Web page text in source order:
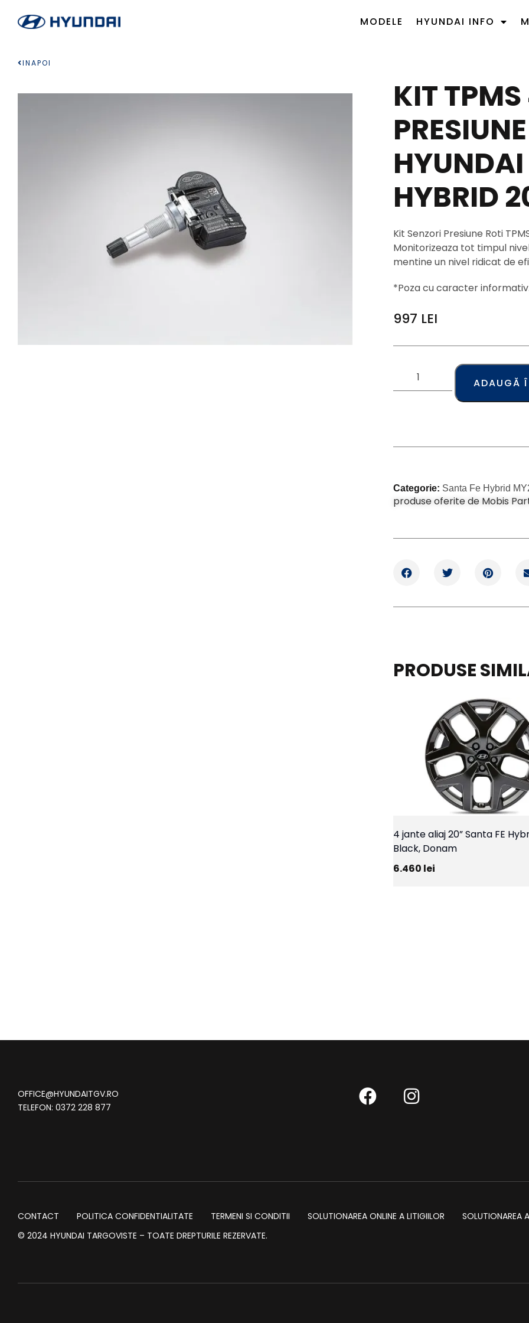
MODELE HYUNDAI INFO
INAPOI
KIT
HYBRID
Kit Senzori Presiune Roti
Monitorizeaza tot timpul
mentine un nivel ridicat de
*Poza cu caracter
997 LEI
ADAUGĂ
Categorie: Santa Fe Hybrid
produse oferite de Mobis
PRODUSE
4 jante aliaj 20” Santa FE
Black, Donam
6.460 lei
OFFICE@HYUNDAITGV.RO
TELEFON: 0372 228 877
CONTACT POLITICA CONFIDENTIALITATE TERMENI SI CONDITII SOLUTIONAREA ONLINE A LITIGIILOR
SOLUTIONAREA
© 2024 HYUNDAI TARGOVISTE – TOATE DREPTURILE REZERVATE.